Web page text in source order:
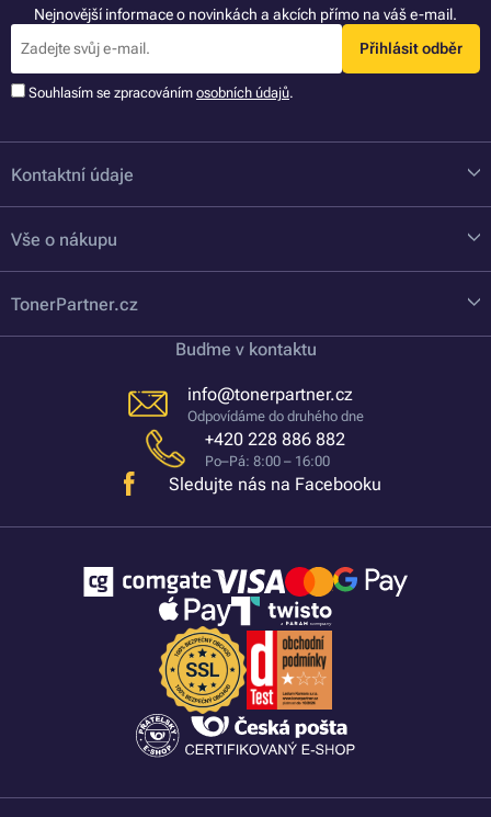
Nejnovější informace o novinkách a akcích přímo na váš e-mail.
Přihlásit odběr
Souhlasím se zpracováním osobních údajů.
Kontaktní údaje
Vše o nákupu
TonerPartner.cz
Buďme v kontaktu
info@tonerpartner.cz
Odpovídáme do druhého dne
+420 228 886 882
Po–Pá: 8:00 – 16:00
Sledujte nás na Facebooku